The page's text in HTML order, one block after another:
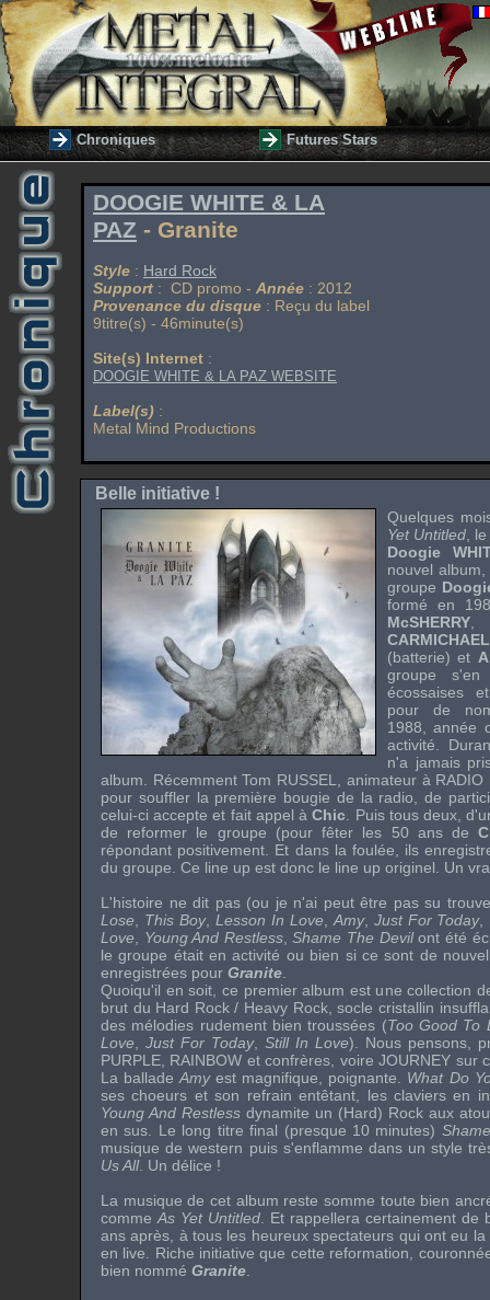
Chroniques Futures Stars
DOOGIE WHITE & LA
PAZ - Granite
Style : Hard Rock
Support : CD promo - Année : 2012
Provenance du disque : Reçu du label
9titre(s) - 46minute(s)
Site(s) Internet :
DOOGIE WHITE & LA PAZ WEBSITE
Label(s) :
Metal Mind Productions
Belle initiative !
Quelques
Yet Untitled ,
Doogie
nouvel
groupe
formé en
McSHERRY
CARMICHAEL
(batterie) et
groupe
écossaises
pour de
1988, année
activité.
n'a jamais
album. Récemment Tom RUSSEL, animateur à
pour souffler la première bougie de la radio, de
celui-ci accepte et fait appel àChic . Puis tous deux,
de reformer le groupe (pour fêter les 50 ans de
répondant positivement. Et dans la foulée, ils
du groupe. Ce line up est donc le line up originel. Un
L'histoire ne dit pas (ou je n'ai peut être pas su
Lose
This Boy, Lesson In Love Amy, Just For Today,
Love
Young And Restless,Shame The Devilont été
le groupe était en activité ou bien si ce sont de
enregistrées pour Granite
Quoiqu'il en soit, ce premier album est une collection
brut du Hard Rock/ Heavy Rock, socle cristallin
des mélodies rudement bien troussées (Too Good To
Love
Just For Today, Still In Love). Nous pensons,
PURPLE RAINBOW et confrères, voireJOURNEY sur
La balladeAmyest magnifique, poignante. What Do
ses choeurs et son refrain entêtant, les claviers en
Young And Restless dynamite un (Hard) Rock aux
en sus. Le long titre final (presque 10 minutes)
musique dewestern puis s'enflamme dans un style
Us All. Un délice !
La musique de cet album reste somme toute bien
comme As Yet Untitled . Et rappellera certainement
ans après, à tous les heureux spectateurs qui ont eu
en live. Riche initiative que cette reformation,
bien nommé Granite